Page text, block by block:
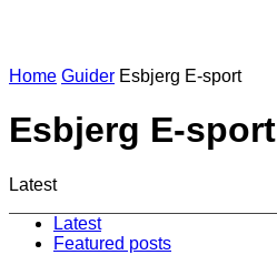
Home Guider Esbjerg E-sport
Esbjerg E-sport
Latest
Latest
Featured posts